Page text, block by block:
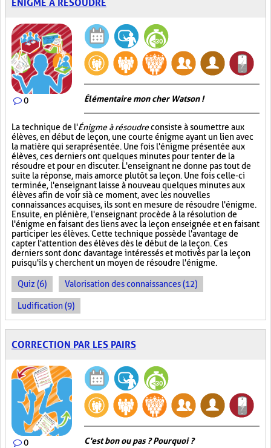
ÉNIGME À RÉSOUDRE
0 Élémentaire mon cher Watson !
La technique de l'Énigme à résoudreconsiste à soumettre aux
élèves, en début de leçon, une courte énigme ayant un lien avec
la matière qui sera présentée. Une fois l'énigme présentée aux
élèves, ces derniers ont quelques minutes pour tenter de la
résoudre et pour en discuter. L'enseignant ne donne pas tout de
suite la réponse, mais amorce plutôt sa leçon. Une fois celle-ci
terminée, l'enseignant laisse à nouveau quelques minutes aux
élèves afin de voir si à ce moment, avec les nouvelles
connaissances acquises, ils sont en mesure de résoudre l'énigme.
Ensuite, en plénière, l'enseignant procède à la résolution de
l'énigme en faisant des liens avec la leçon enseignée et en faisant
participer les élèves. Cette technique possède l'avantage de
capter l'attention des élèves dès le début de la leçon. Ces
derniers sont donc davantage intéressés et motivés par la leçon
puisqu'ils y cherchent un moyen de résoudre l'énigme.
Quiz (6) Valorisation des connaissances (12)
Ludification (9)
CORRECTION PAR LES PAIRS
0 C'est bon ou pas ? Pourquoi ?